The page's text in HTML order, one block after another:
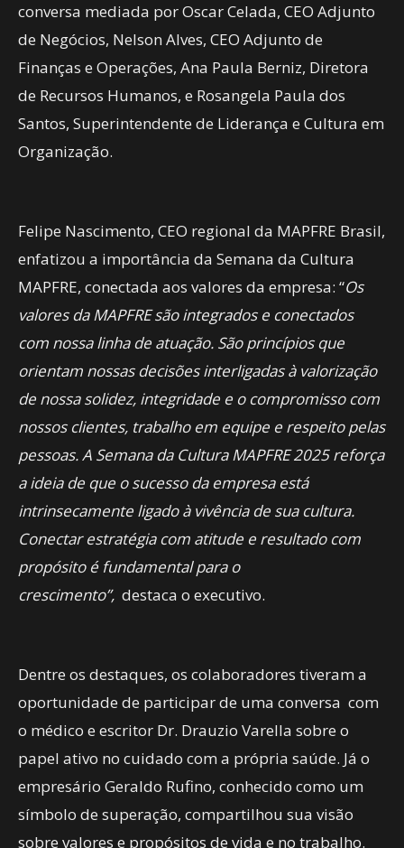
conversa mediada por Oscar Celada, CEO Adjunto
de Negócios, Nelson Alves, CEO Adjunto de
Finanças e Operações, Ana Paula Berniz, Diretora
de Recursos Humanos, e Rosangela Paula dos
Santos, Superintendente de Liderança e Cultura em
Organização.
Felipe Nascimento, CEO regional da MAPFRE Brasil,
enfatizou a importância da Semana da Cultura
MAPFRE, conectada aos valores da empresa: “Os
valores da MAPFRE são integrados e conectados
com nossa linha de atuação. São princípios que
orientam nossas decisões interligadas à valorização
de nossa solidez, integridade e o compromisso com
nossos clientes, trabalho em equipe e respeito pelas
pessoas. A Semana da Cultura MAPFRE 2025 reforça
a ideia de que o sucesso da empresa está
intrinsecamente ligado à vivência de sua cultura.
Conectar estratégia com atitude e resultado com
propósito é fundamental para o
crescimento”, destaca o executivo.
Dentre os destaques, os colaboradores tiveram a
oportunidade de participar de uma conversa com
o médico e escritor Dr. Drauzio Varella sobre o
papel ativo no cuidado com a própria saúde. Já o
empresário Geraldo Rufino, conhecido como um
símbolo de superação, compartilhou sua visão
sobre valores e propósitos de vida e no trabalho.